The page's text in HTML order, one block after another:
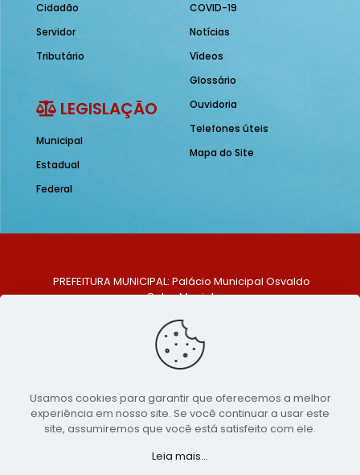
Cidadão
Servidor
Tributário
LEGISLAÇÃO
Municipal
Estadual
Federal
COVID-19
Notícias
Vídeos
Glossário
Ouvidoria
Telefones úteis
Mapa do Site
PREFEITURA MUNICIPAL: Palácio Municipal Osvaldo
Celso Maciel
Centro, São Bento do Una - PE. CEP: 553370-128
TELEFONE: (81) 99548-1569
E-MAIL: ouvidoria@saobentodouna.pe.gov.br
Copyright 2021-2026 - Assessoria de Comunicação da
Prefeitura de São Bento do Una - PE
Usamos cookies para garantir que oferecemos a melhor
experiência em nosso site. Se você continuar a usar este
site, assumiremos que você está satisfeito com ele.
Leia mais...